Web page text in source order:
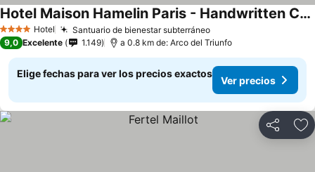
4 EstrellasHotel Santuario de bienestar subterráneoVer precios
Hotel Maison Hamelin Paris - Handwritten Collection
Ver precios
9,0 Excelente 1.149 a 0.8 km de: Arco del Triunfo
Elige fechas para ver los precios exactos
Ver precios
Compartir